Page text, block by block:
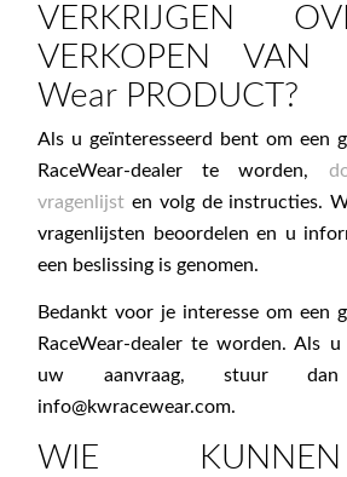
VERKRIJGEN
VERKOPEN VAN
Wear PRODUCT?
Als u geïnteresseerd bent om een
RaceWear-dealer te worden,
vragenlijst en volg de instructies.
vragenlijsten beoordelen en u
een beslissing is genomen.
Bedankt voor je interesse om een
RaceWear-dealer te worden. Als
uw aanvraag, stuur
info@kwracewear.com.
WIE